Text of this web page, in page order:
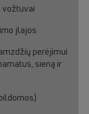
vožtuvai
įlajos
perėjimui
sieną ir